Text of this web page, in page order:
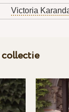
Victoria
collectie